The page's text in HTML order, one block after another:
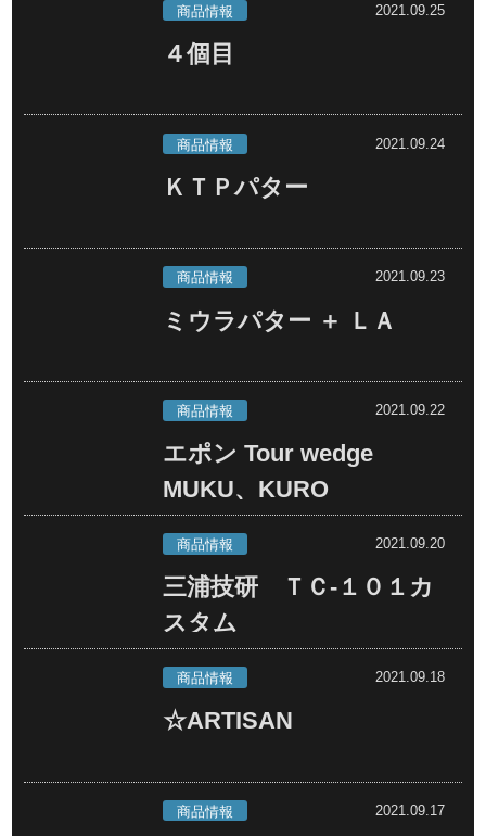
2021.09.25
商品情報
４個目
2021.09.24
商品情報
ＫＴＰパター
2021.09.23
商品情報
ミウラパター ＋ ＬＡ
2021.09.22
商品情報
エポン Tour wedge
MUKU、KURO
2021.09.20
商品情報
三浦技研 ＴＣ-１０１カ
スタム
2021.09.18
商品情報
☆ARTISAN
2021.09.17
商品情報